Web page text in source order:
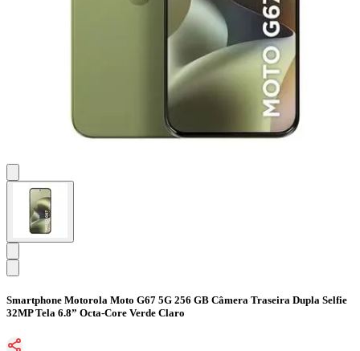
Smartphone Motorola Moto G67 5G 256 GB Câmera Traseira Dupla Selfie
32MP Tela 6.8” Octa-Core Verde Claro